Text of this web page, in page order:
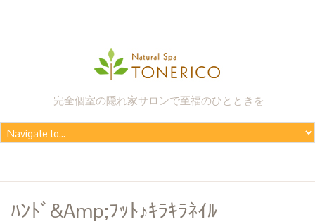
完全個室の隠れ家サロンで至福のひとときを
ﾊﾝﾄﾞ&amp;ﾌｯﾄ♪ｷﾗｷﾗﾈｲﾙ